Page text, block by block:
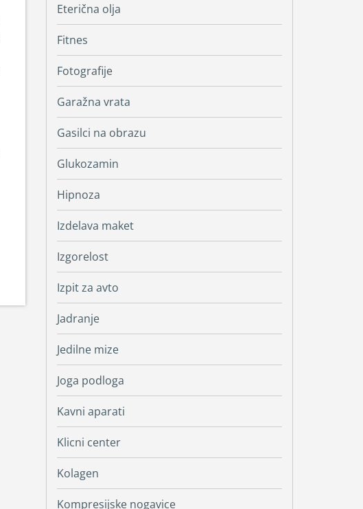
Eterična olja
Fitnes
Fotografije
Garažna vrata
Gasilci na obrazu
Glukozamin
Hipnoza
Izdelava maket
Izgorelost
Izpit za avto
Jadranje
Jedilne mize
Joga podloga
Kavni aparati
Klicni center
Kolagen
Kompresijske nogavice